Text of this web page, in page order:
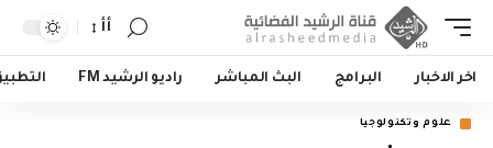
أأ
اخر الاخبار البرامج البث المباشر راديو الرشيد FM
علوم وتكنولوجيا